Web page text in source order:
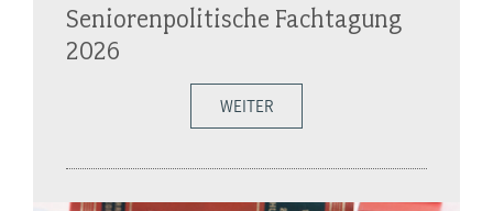
Seniorenpolitische Fachtagung
2026
WEITER